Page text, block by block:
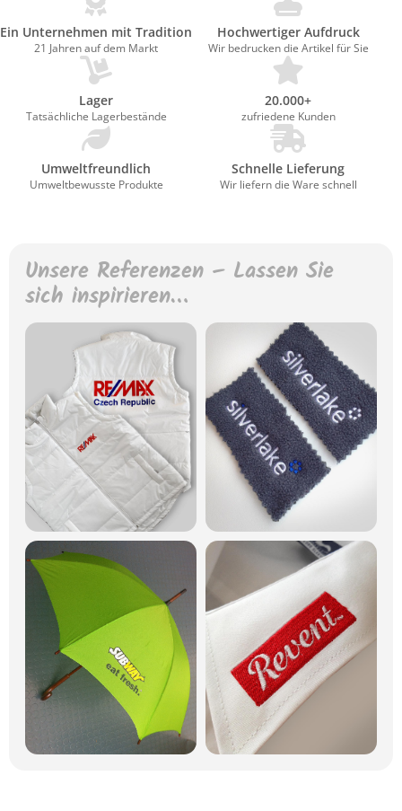
Ein Unternehmen mit Tradition
21 Jahren auf dem Markt
Hochwertiger Aufdruck
Wir bedrucken die Artikel für Sie
Lager
Tatsächliche Lagerbestände
20.000+
zufriedene Kunden
Umweltfreundlich
Umweltbewusste Produkte
Schnelle Lieferung
Wir liefern die Ware schnell
Unsere Referenzen – Lassen Sie
sich inspirieren…